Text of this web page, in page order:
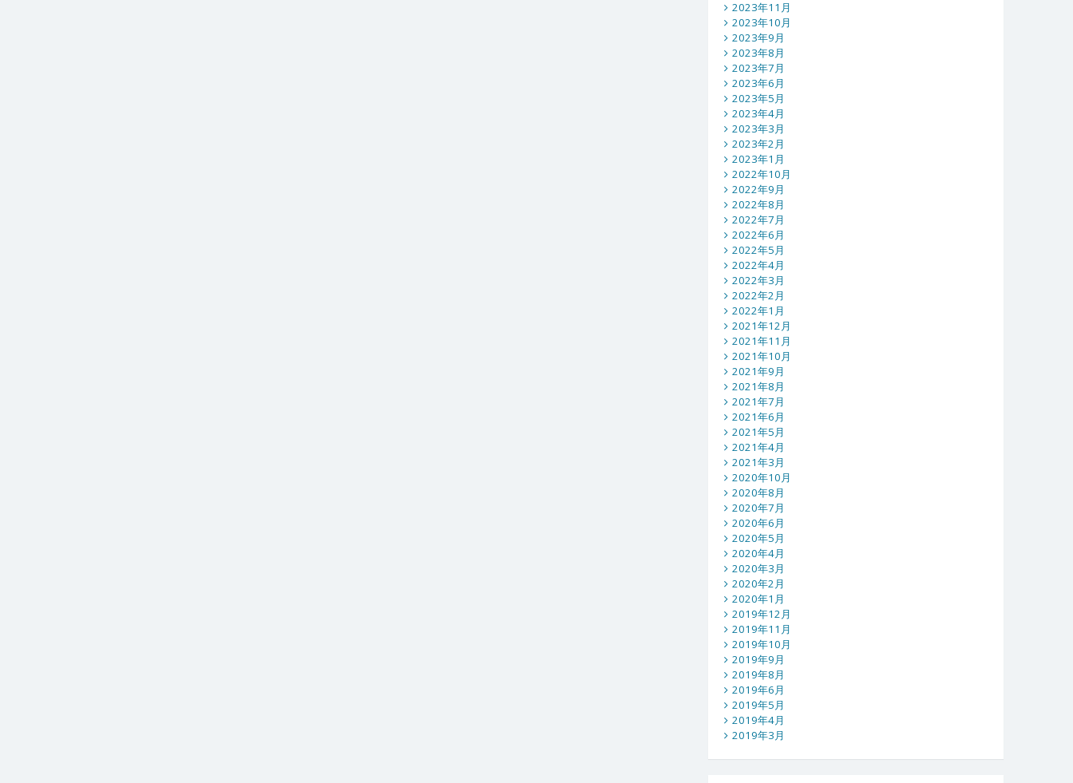
2023年11月
2023年10月
2023年9月
2023年8月
2023年7月
2023年6月
2023年5月
2023年4月
2023年3月
2023年2月
2023年1月
2022年10月
2022年9月
2022年8月
2022年7月
2022年6月
2022年5月
2022年4月
2022年3月
2022年2月
2022年1月
2021年12月
2021年11月
2021年10月
2021年9月
2021年8月
2021年7月
2021年6月
2021年5月
2021年4月
2021年3月
2020年10月
2020年8月
2020年7月
2020年6月
2020年5月
2020年4月
2020年3月
2020年2月
2020年1月
2019年12月
2019年11月
2019年10月
2019年9月
2019年8月
2019年6月
2019年5月
2019年4月
2019年3月